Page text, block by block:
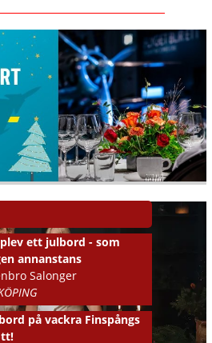
ett julbord - som
annanstans
Salonger
på vackra Finspångs